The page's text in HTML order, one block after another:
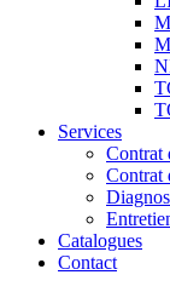
Services
Contrat
Contrat
Catalogues
Contact